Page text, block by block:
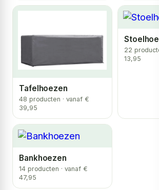
Tafelhoezen
48 producten · vanaf €
39,95
22
13,95
Bankhoezen
14 producten · vanaf €
47,95